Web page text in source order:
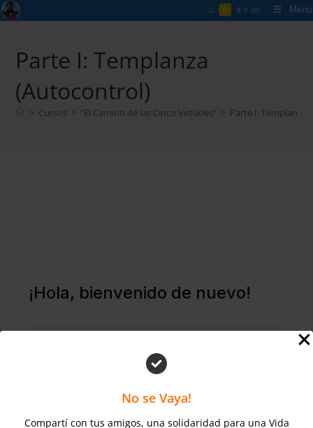
No se Vaya!
Compartí con tus amigos, una solidaridad para una Vida
Ir
al
0 $ 0,00 Menú
Parte I: Templanza
(Autocontrol)
> Cursos > “El Camino de las Cinco Virtudes” > Parte I: Templanza
¡Hola, bienvenido de nuevo!